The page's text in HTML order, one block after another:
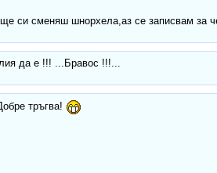
си сменяш шнорхела,аз се записвам за
да е !!! ...Бравос !!!...
тръгва!